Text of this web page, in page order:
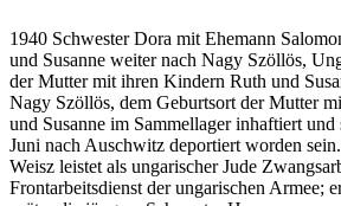
1940 Schwester Dora mit Ehemann
und Susanne weiter nach Nagy Szöllös,
der Mutter mit ihren Kindern Ruth und
Nagy Szöllös, dem Geburtsort der Mutter
und Susanne im Sammellager inhaftiert
Juni nach Auschwitz deportiert worden
Weisz leistet als ungarischer Jude
Frontarbeitsdienst der ungarischen Armee;